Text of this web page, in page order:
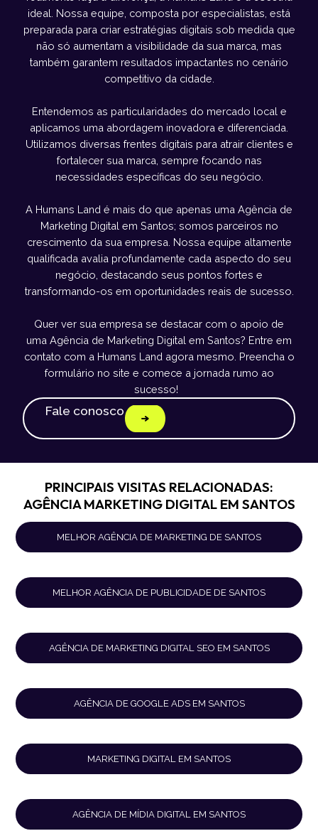
ideal. Nossa equipe, composta por especialistas, está
preparada para criar estratégias digitais sob medida que
não só aumentam a visibilidade da sua marca, mas
também garantem resultados impactantes no cenário
competitivo da cidade.
Entendemos as particularidades do mercado local e
aplicamos uma abordagem inovadora e diferenciada.
Utilizamos diversas frentes digitais para atrair clientes e
fortalecer sua marca, sempre focando nas
necessidades específicas do seu negócio.
A Humans Land é mais do que apenas uma Agência de
Marketing Digital em Santos; somos parceiros no
crescimento da sua empresa. Nossa equipe altamente
qualificada avalia profundamente cada aspecto do seu
negócio, destacando seus pontos fortes e
transformando-os em oportunidades reais de sucesso.
Quer ver sua empresa se destacar com o apoio de
uma Agência de Marketing Digital em Santos? Entre em
contato com a Humans Land agora mesmo. Preencha o
formulário no site e comece a jornada rumo ao
sucesso!
Fale conosco
PRINCIPAIS VISITAS RELACIONADAS:
AGÊNCIA MARKETING DIGITAL EM SANTOS
MELHOR AGÊNCIA DE MARKETING DE SANTOS
MELHOR AGÊNCIA DE PUBLICIDADE DE SANTOS
AGÊNCIA DE MARKETING DIGITAL SEO EM SANTOS
AGÊNCIA DE GOOGLE ADS EM SANTOS
MARKETING DIGITAL EM SANTOS
AGÊNCIA DE MÍDIA DIGITAL EM SANTOS